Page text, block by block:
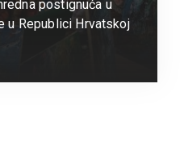
postignuća u
u Republici Hrvatskoj